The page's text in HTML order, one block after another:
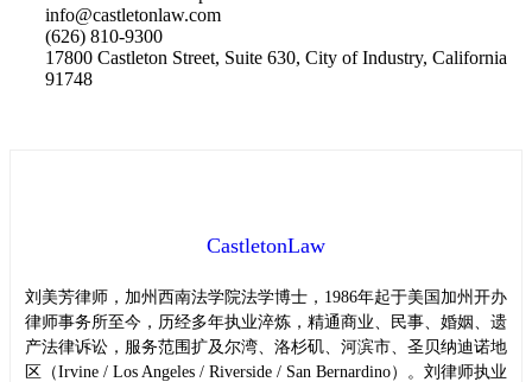
info@castletonlaw.com
(626) 810-9300
17800 Castleton Street, Suite 630, City of Industry, California
91748
CastletonLaw
刘美芳律师，加州西南法学院法学博士，1986年起于美国加州开办
律师事务所至今，历经多年执业淬炼，精通商业、民事、婚姻、遗
产法律诉讼，服务范围扩及尔湾、洛杉矶、河滨市、圣贝纳迪诺地
区（Irvine / Los Angeles / Riverside / San Bernardino）。刘律师执业